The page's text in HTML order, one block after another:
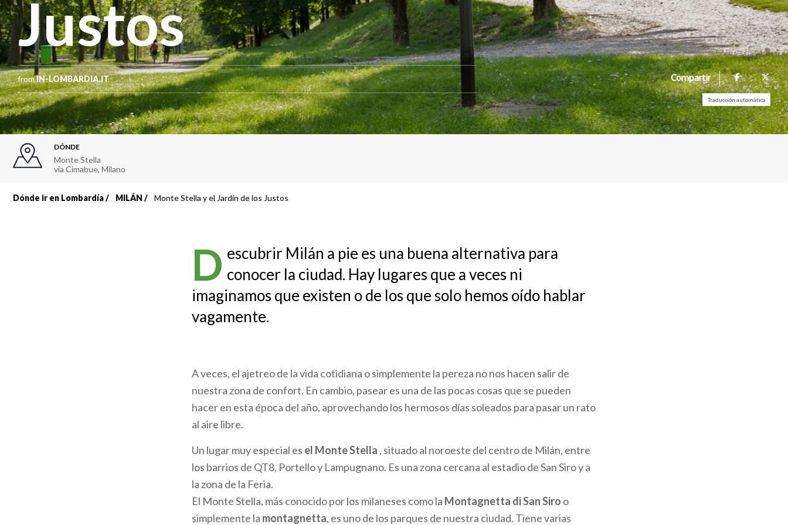
Justos
fromIN-LOMBARDIA.IT Compartir
Traducción automática
DÓNDE
Monte Stella
via Cimabue, Milano
Dónde ir en Lombardía MILÁN Monte Stella y el Jardín de los Justos
D escubrir Milán a pie es una buena alternativa para
conocer la ciudad. Hay lugares que a veces ni
imaginamos que existen o de los que solo hemos oído hablar
vagamente.
A veces, el ajetreo de la vida cotidiana o simplemente la pereza no nos hacen salir de
nuestra zona de confort. En cambio, pasear es una de las pocas cosas que se pueden
hacer en esta época del año, aprovechando los hermosos días soleados para pasar un rato
al aire libre.
Un lugar muy especial es el Monte Stella , situado al noroeste del centro de Milán, entre
los barrios de QT8, Portello y Lampugnano. Es una zona cercana al estadio de San Siro y a
la zona de la Feria.
El Monte Stella, más conocido por los milaneses como la Montagnetta di San Siro o
simplemente la montagnetta, es uno de los parques de nuestra ciudad. Tiene varias